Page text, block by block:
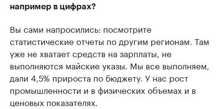
например в цифрах?
Вы сами напросились: посмотрите
статистические отчеты по другим регионам. Там
уже не хватает средств на зарплаты, не
выполняются майские указы. Мы все выполняем,
дали 4,5% прироста по бюджету. У нас рост
промышленности и в физических объемах и в
ценовых показателях.